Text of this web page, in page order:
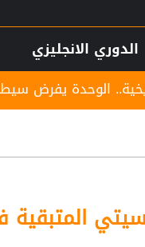
الدوري الانجليزي
سيطرته على كرة
المتبقية